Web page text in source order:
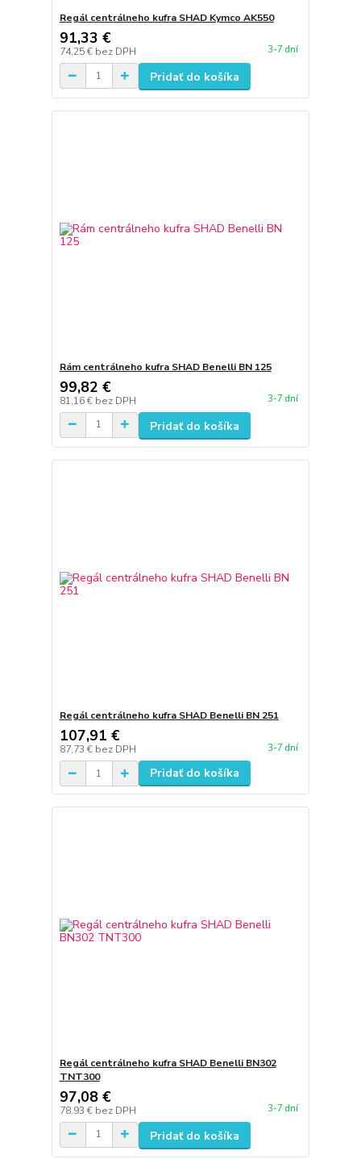
Regál centrálneho kufra SHAD Kymco AK550
91,33 €
74,25 € bez DPH 3-7 dní
Pridať do košíka
Rám centrálneho kufra SHAD Benelli BN 125
99,82 €
81,16 € bez DPH 3-7 dní
Pridať do košíka
Regál centrálneho kufra SHAD Benelli BN 251
107,91 €
87,73 € bez DPH 3-7 dní
Pridať do košíka
Regál centrálneho kufra SHAD Benelli BN302
TNT300
97,08 €
78,93 € bez DPH 3-7 dní
Pridať do košíka